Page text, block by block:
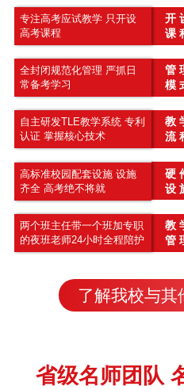
专注高考应试教学 只开设
高考课程
开
课
全封闭规范化管理 严抓日
常备考学习
管
模
自主研发TLE教学系统 专利
认证 掌握核心技术
教
流
高标准校园配套设施 设施
齐全 高考绝不将就
硬
设
两个班主任带一个班加专职
的夜班老师24小时全程陪护
教
管
了解我校与其
省级名师团队